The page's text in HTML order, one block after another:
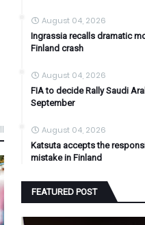
August 04, 2026
Ingrassia recalls dramatic
Finland crash
August 04, 2026
FIA to decide Rally Saudi
September
August 04, 2026
Katsuta accepts the
mistake in Finland
FEATURED POST